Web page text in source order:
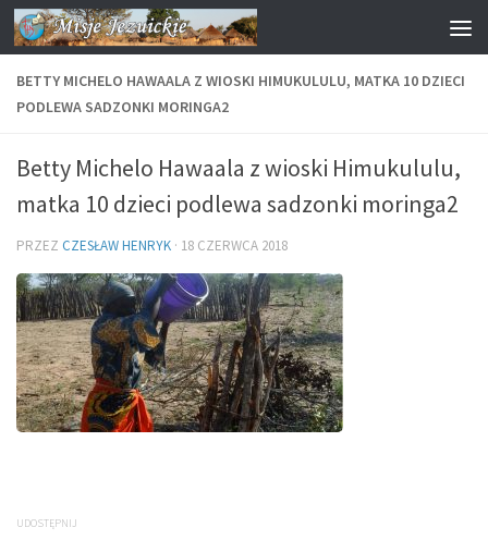
Przejdź do treści
BETTY MICHELO HAWAALA Z WIOSKI HIMUKULULU, MATKA 10 DZIECI
PODLEWA SADZONKI MORINGA2
Betty Michelo Hawaala z wioski Himukululu,
matka 10 dzieci podlewa sadzonki moringa2
PRZEZ CZESŁAW HENRYK · 18 CZERWCA 2018
UDOSTĘPNIJ